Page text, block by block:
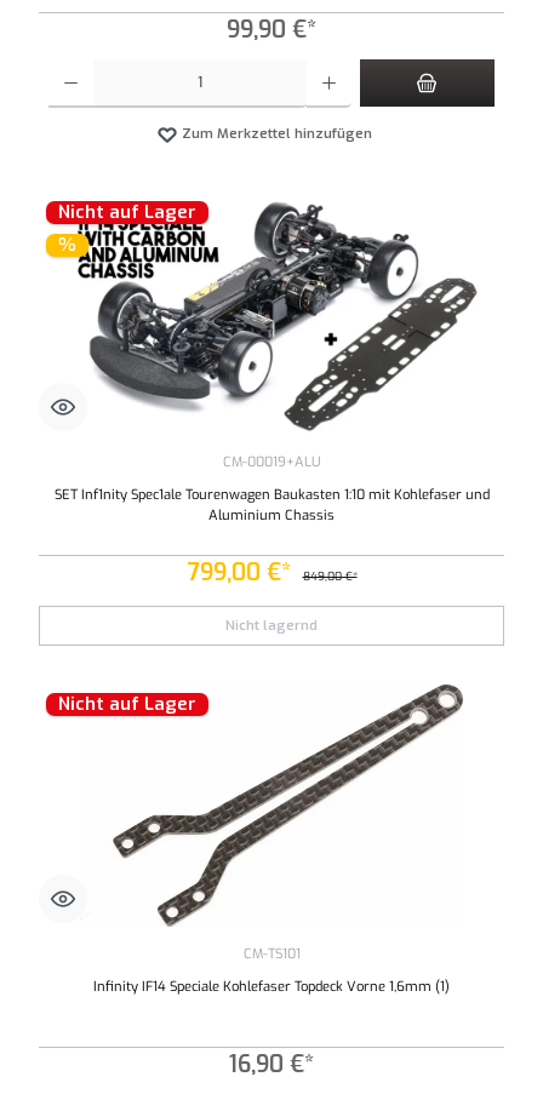
99,90 €*
Zum Merkzettel hinzufügen
Nicht auf Lager
%
CM-00019+ALU
SET Inf1nity Spec1ale Tourenwagen Baukasten 1:10 mit Kohlefaser und
Aluminium Chassis
799,00 €* 849,00 €*
Nicht lagernd
Nicht auf Lager
CM-TS101
Infinity IF14 Speciale Kohlefaser Topdeck Vorne 1,6mm (1)
16,90 €*